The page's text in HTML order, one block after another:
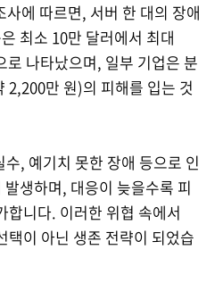
에 따르면, 서버 한 대의 장애
최소 10만 달러에서 최대
로 나타났으며, 일부 기업은 분
2,200만 원)의 피해를 입는 것
, 예기치 못한 장애 등으로 인
생하며, 대응이 늦을수록 피
합니다. 이러한 위협 속에서
택이 아닌 생존 전략이 되었습